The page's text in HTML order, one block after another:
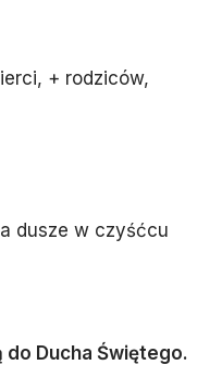
+ rodziców,
dusze w czyśćcu
Ducha Świętego.